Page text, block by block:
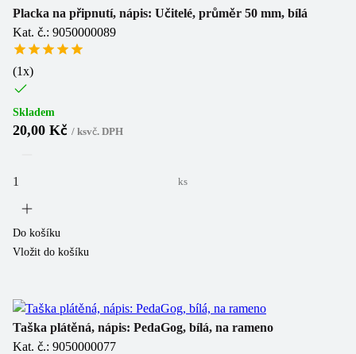
Placka na připnutí, nápis: Učitelé, průměr 50 mm, bílá
Kat. č.: 9050000089
(1x)
Skladem
20,00 Kč / ksvč. DPH
ks
Do košíku
Vložit do košíku
Taška plátěná, nápis: PedaGog, bílá, na rameno
Kat. č.: 9050000077